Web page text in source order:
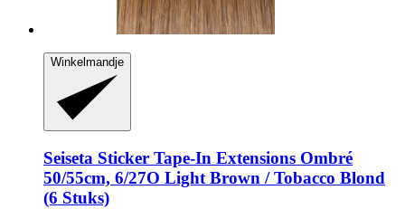
Winkelmandje
Seiseta Sticker Tape-​In Extensions Ombré
50/55cm, 6/27O Light Brown / Tobacco Blond
(6 Stuks)